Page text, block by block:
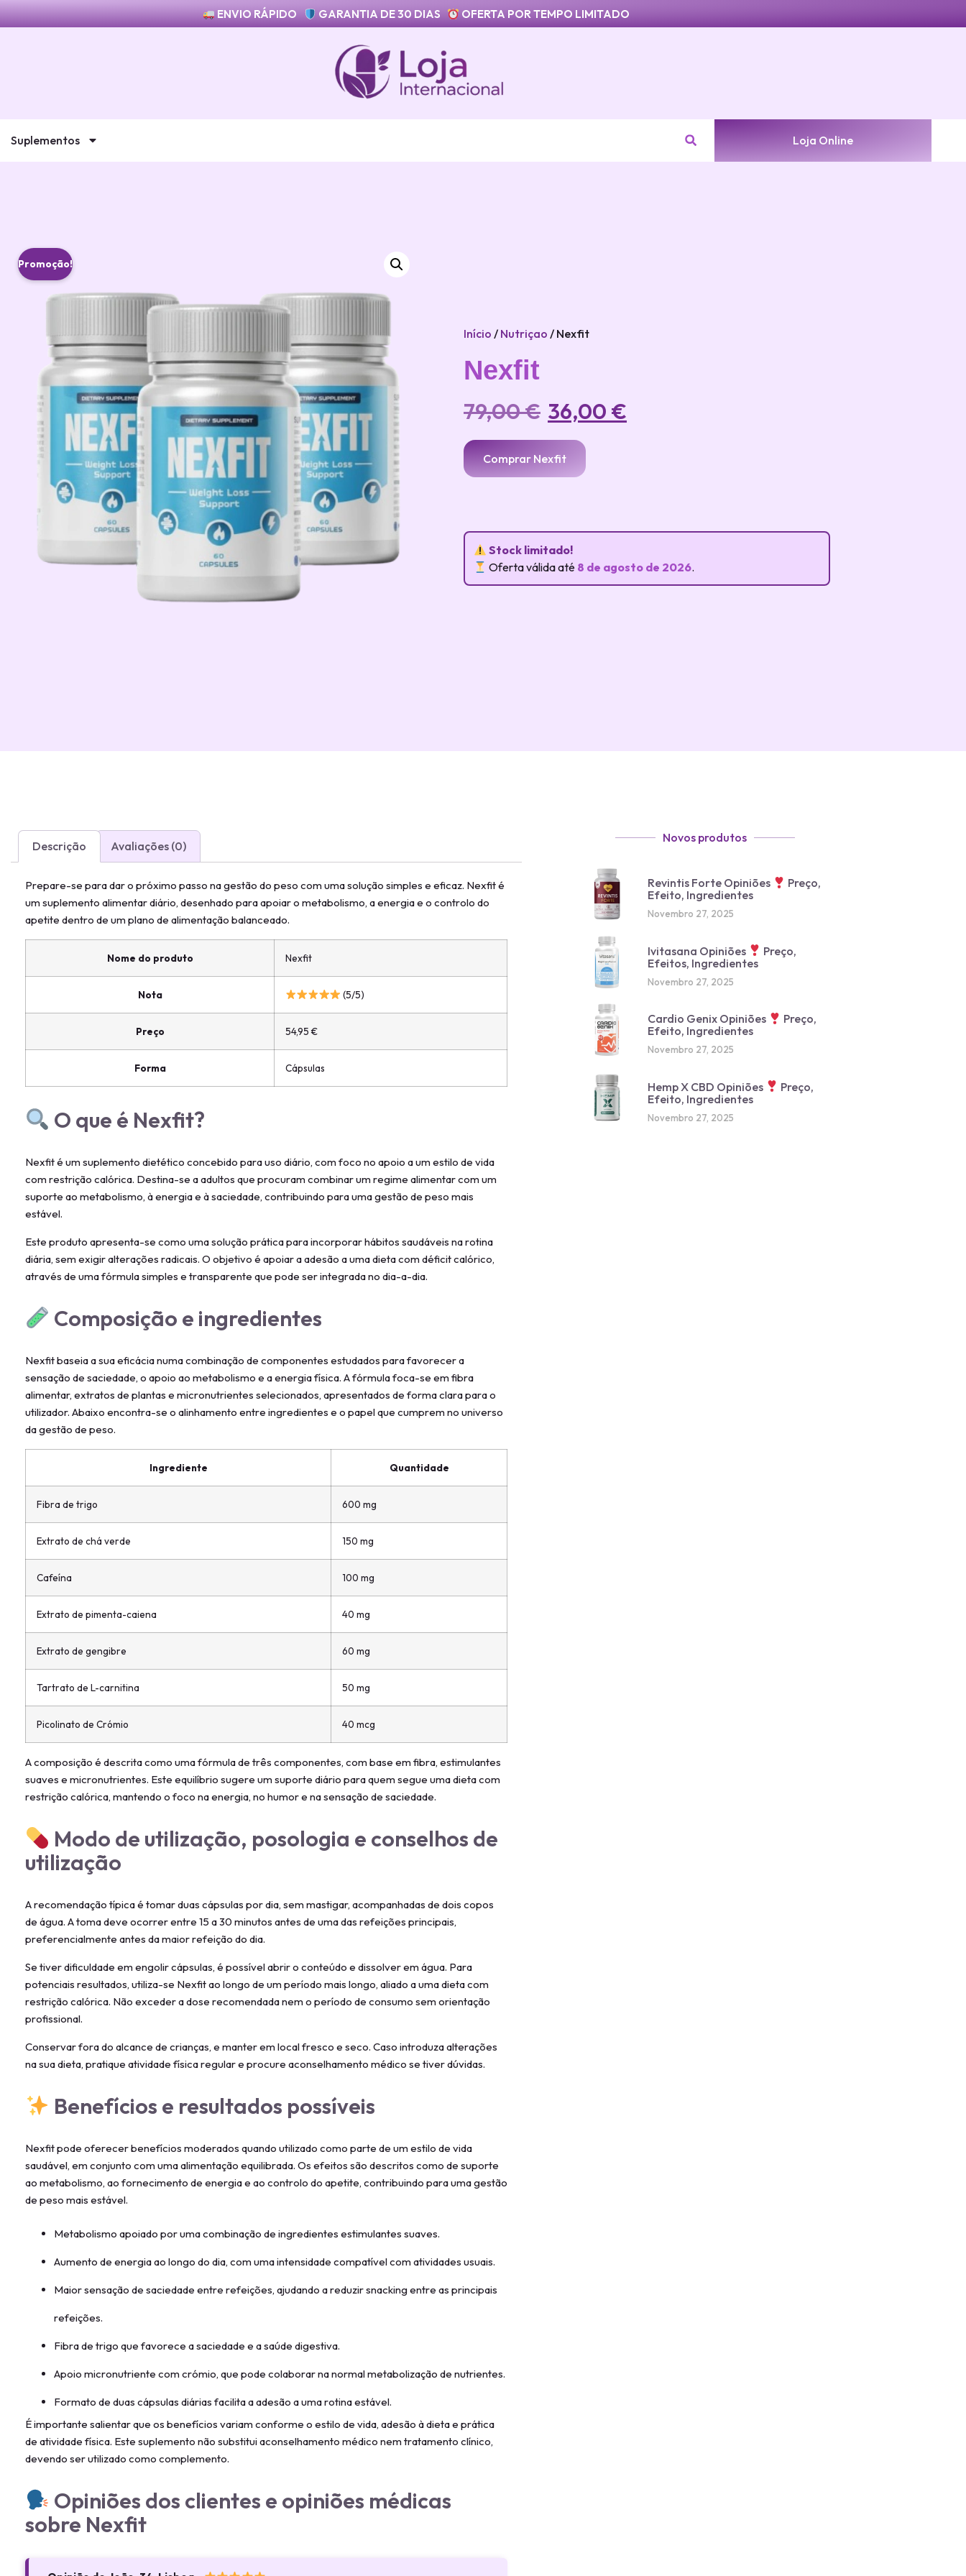
ENVIO RÁPIDO GARANTIA DE 30 DIAS OFERTA POR TEMPO LIMITADO
Suplementos Loja Online
Promoção!
Início / Nutriçao / Nexfit
Nexfit
79,00€ 36,00 €
Comprar Nexfit
Stock limitado!
Oferta válida até 8 de agosto de 2026.
Descrição Avaliações (0)
Prepare-se para dar o próximo passo na gestão do peso com uma solução simples e eficaz. Nexfit é
um suplemento alimentar diário, desenhado para apoiar o metabolismo, a energia e o controlo do
apetite dentro de um plano de alimentação balanceado.
Nome do produto Nexfit
Nota (5/5)
Preço 54,95 €
Forma Cápsulas
O que é Nexfit?
Nexfit é um suplemento dietético concebido para uso diário, com foco no apoio a um estilo de vida
com restrição calórica. Destina-se a adultos que procuram combinar um regime alimentar com um
suporte ao metabolismo, à energia e à saciedade, contribuindo para uma gestão de peso mais
estável.
Este produto apresenta-se como uma solução prática para incorporar hábitos saudáveis na rotina
diária, sem exigir alterações radicais. O objetivo é apoiar a adesão a uma dieta com déficit calórico,
através de uma fórmula simples e transparente que pode ser integrada no dia-a-dia.
Composição e ingredientes
Nexfit baseia a sua eficácia numa combinação de componentes estudados para favorecer a
sensação de saciedade, o apoio ao metabolismo e a energia física. A fórmula foca-se em fibra
alimentar, extratos de plantas e micronutrientes selecionados, apresentados de forma clara para o
utilizador. Abaixo encontra-se o alinhamento entre ingredientes e o papel que cumprem no universo
da gestão de peso.
Ingrediente Quantidade
Fibra de trigo 600 mg
Extrato de chá verde 150 mg
Cafeína 100 mg
Extrato de pimenta-caiena 40 mg
Extrato de gengibre 60 mg
Tartrato de L-carnitina 50 mg
Picolinato de Crómio 40 mcg
A composição é descrita como uma fórmula de três componentes, com base em fibra, estimulantes
suaves e micronutrientes. Este equilíbrio sugere um suporte diário para quem segue uma dieta com
restrição calórica, mantendo o foco na energia, no humor e na sensação de saciedade.
Modo de utilização, posologia e conselhos de
utilização
A recomendação típica é tomar duas cápsulas por dia, sem mastigar, acompanhadas de dois copos
de água. A toma deve ocorrer entre 15 a 30 minutos antes de uma das refeições principais,
preferencialmente antes da maior refeição do dia.
Se tiver dificuldade em engolir cápsulas, é possível abrir o conteúdo e dissolver em água. Para
potenciais resultados, utiliza-se Nexfit ao longo de um período mais longo, aliado a uma dieta com
restrição calórica. Não exceder a dose recomendada nem o período de consumo sem orientação
profissional.
Conservar fora do alcance de crianças, e manter em local fresco e seco. Caso introduza alterações
na sua dieta, pratique atividade física regular e procure aconselhamento médico se tiver dúvidas.
Benefícios e resultados possíveis
Nexfit pode oferecer benefícios moderados quando utilizado como parte de um estilo de vida
saudável, em conjunto com uma alimentação equilibrada. Os efeitos são descritos como de suporte
ao metabolismo, ao fornecimento de energia e ao controlo do apetite, contribuindo para uma gestão
de peso mais estável.
Metabolismo apoiado por uma combinação de ingredientes estimulantes suaves.
Aumento de energia ao longo do dia, com uma intensidade compatível com atividades usuais.
Maior sensação de saciedade entre refeições, ajudando a reduzir snacking entre as principais
refeições.
Fibra de trigo que favorece a saciedade e a saúde digestiva.
Apoio micronutriente com crómio, que pode colaborar na normal metabolização de nutrientes.
Formato de duas cápsulas diárias facilita a adesão a uma rotina estável.
É importante salientar que os benefícios variam conforme o estilo de vida, adesão à dieta e prática
de atividade física. Este suplemento não substitui aconselhamento médico nem tratamento clínico,
devendo ser utilizado como complemento.
Opiniões dos clientes e opiniões médicas
sobre Nexfit
Novos produtos
Revintis Forte Opiniões
Preço,
Efeito, Ingredientes
Novembro 27, 2025
Ivitasana Opiniões
Preço,
Efeitos, Ingredientes
Novembro 27, 2025
Cardio Genix Opiniões
Preço,
Efeito, Ingredientes
Novembro 27, 2025
Hemp X CBD Opiniões
Preço,
Efeito, Ingredientes
Novembro 27, 2025